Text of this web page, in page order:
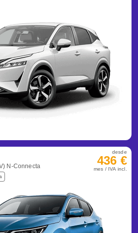
N-Connecta
desde
436 €
mes / IVA incl.